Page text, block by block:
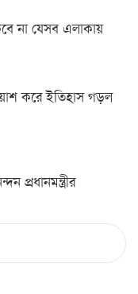
না যেসব এলাকায়
করে ইতিহাস গড়ল
প্রধানমন্ত্রীর